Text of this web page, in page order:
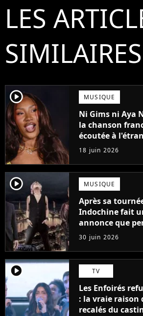
LES
SIMILAIRES
player2 MUSIQUE
Ni Gims ni Aya
la chanson
écoutée à
18 juin 2026
player2 MUSIQUE
Après sa
Indochine fait
annonce que
n'attendait
30 juin 2026
player2 TV
Les Enfoirés
: la vraie raison
recalés du